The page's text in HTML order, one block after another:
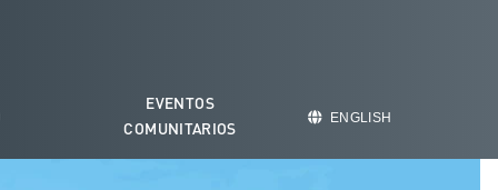
EVENTOS
COMUNITARIOS
ENGLISH